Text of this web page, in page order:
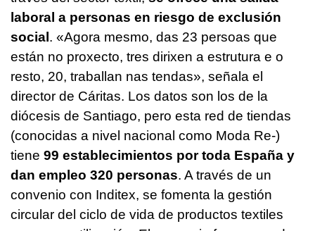
laboral a personas en riesgo de exclusión
social. «Agora mesmo, das 23 persoas que
están no proxecto, tres dirixen a estrutura e o
resto, 20, traballan nas tendas», señala el
director de Cáritas. Los datos son los de la
diócesis de Santiago, pero esta red de tiendas
(conocidas a nivel nacional como Moda Re-)
tiene 99 establecimientos por toda España y
dan empleo 320 personas. A través de un
convenio con Inditex, se fomenta la gestión
circular del ciclo de vida de productos textiles